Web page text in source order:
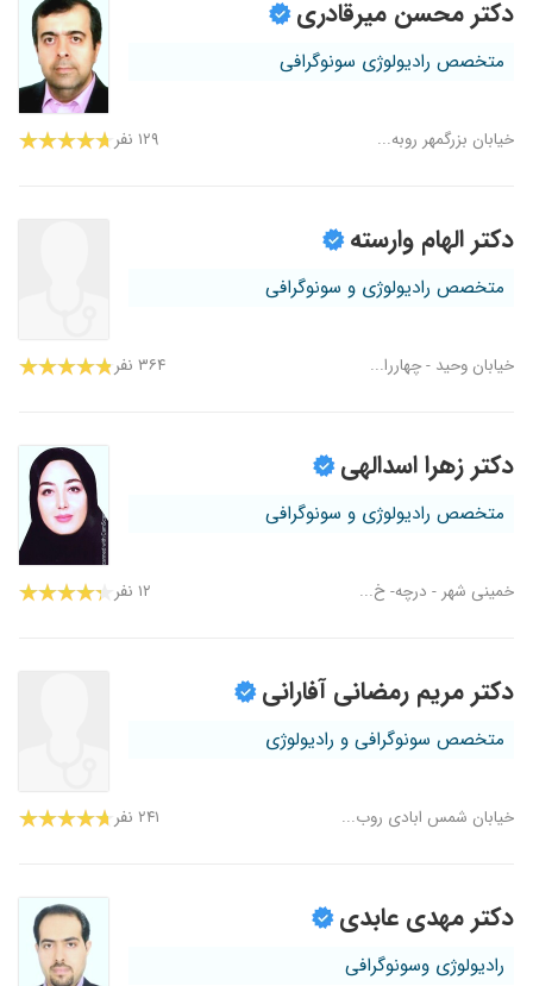
دکتر محسن میرقادری
متخصص رادیولوژی سونوگرافی
خیابان بزرگمهر روبه... ۱۲۹ نفر
دکتر الهام وارسته
متخصص رادیولوژی و سونوگرافی
خیابان وحید - چهاررا... ۳۶۴ نفر
دکتر زهرا اسدالهی
متخصص رادیولوژی و سونوگرافی
خمینی شهر - درچه- خ... ۱۲ نفر
دکتر مریم رمضانی آفارانی
متخصص سونوگرافی و رادیولوژی
خیابان شمس ابادی روب... ۲۴۱ نفر
دکتر مهدی عابدی
رادیولوژی وسونوگرافی